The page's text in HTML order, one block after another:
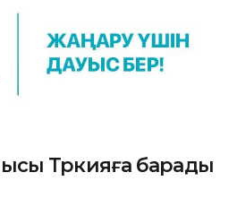
Түркияға барады